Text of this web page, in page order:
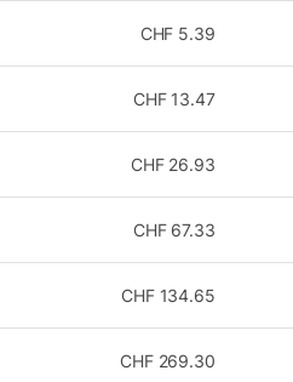
5.39
CHF
13.47
CHF
26.93
CHF
67.33
CHF
134.65
CHF
269.30
CHF